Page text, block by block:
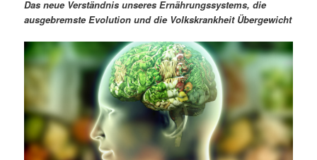
r
n
I
d
r
e
n
a
i
g
i
o
n
Das neue Verständnis unseres Ernährungssystems, die
ausgebremste Evolution und die Volkskrankheit Übergewicht